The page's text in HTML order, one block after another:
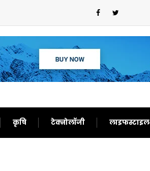
कृषि टेक्नोलॉजी लाइफस्टाइल